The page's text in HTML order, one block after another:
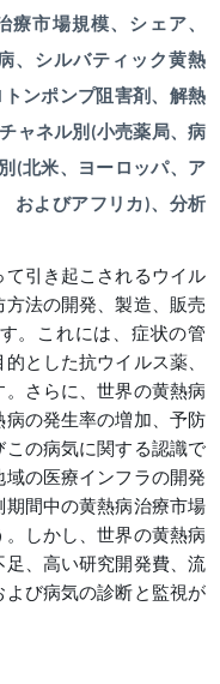
療市場規模、シェア、
、シルバティック黄熱
ンポンプ阻害剤、解熱
ャネル別(小売薬局、病
(北米、ヨーロッパ、ア
およびアフリカ)、分析
引き起こされるウイル
法の開発、製造、販売
。これには、症状の管
とした抗ウイルス薬、
さらに、世界の黄熱病
の発生率の増加、予防
の病気に関する認識で
の医療インフラの開発
間中の黄熱病治療市場
しかし、世界の黄熱病
、高い研究開発費、流
び病気の診断と監視が